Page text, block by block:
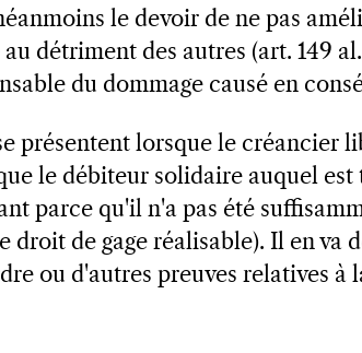
le devoir de ne pas
détriment des autres (art. 149
du dommage causé en
présentent lorsque le créancier
le débiteur solidaire auquel
parce qu'il n'a pas été
droit de gage réalisable). Il en va
ou d'autres preuves relatives à